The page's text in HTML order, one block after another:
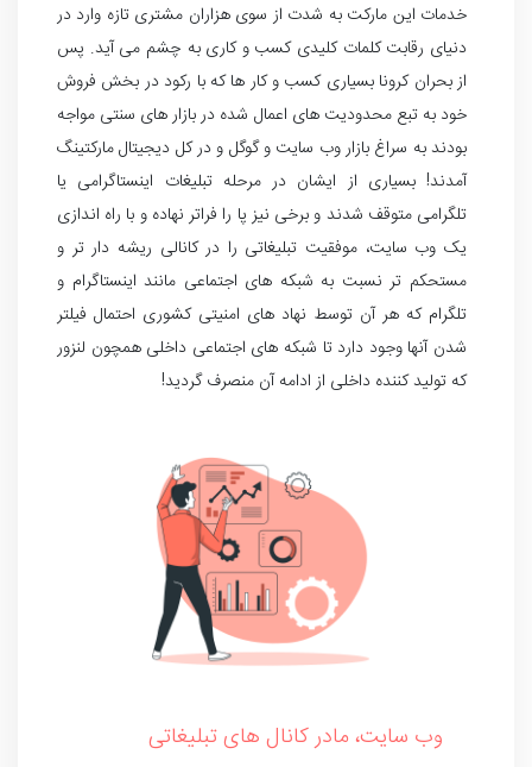
خدمات این مارکت به شدت از سوی هزاران مشتری تازه وارد در
دنیای رقابت کلمات کلیدی کسب و کاری به چشم می آید. پس
از بحران کرونا بسیاری کسب و کار ها که با رکود در بخش فروش
خود به تبع محدودیت های اعمال شده در بازار های سنتی مواجه
بودند به سراغ بازار وب سایت و گوگل و در کل دیجیتال مارکتینگ
آمدند! بسیاری از ایشان در مرحله تبلیغات اینستاگرامی یا
تلگرامی متوقف شدند و برخی نیز پا را فراتر نهاده و با راه اندازی
یک وب سایت، موفقیت تبلیغاتی را در کانالی ریشه دار تر و
مستحکم تر نسبت به شبکه های اجتماعی مانند اینستاگرام و
تلگرام که هر آن توسط نهاد های امنیتی کشوری احتمال فیلتر
شدن آنها وجود دارد تا شبکه های اجتماعی داخلی همچون لنزور
که تولید کننده داخلی از ادامه آن منصرف گردید!
وب سایت، مادر کانال های تبلیغاتی